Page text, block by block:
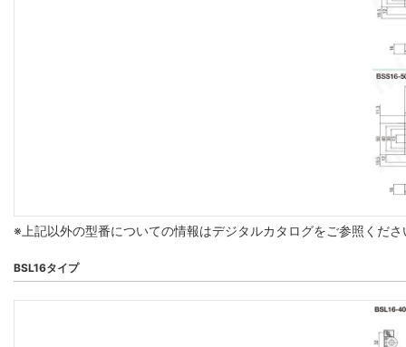
※上記以外の型番についての情報はデジタルカタログをご参照くださ
BSL16タイプ